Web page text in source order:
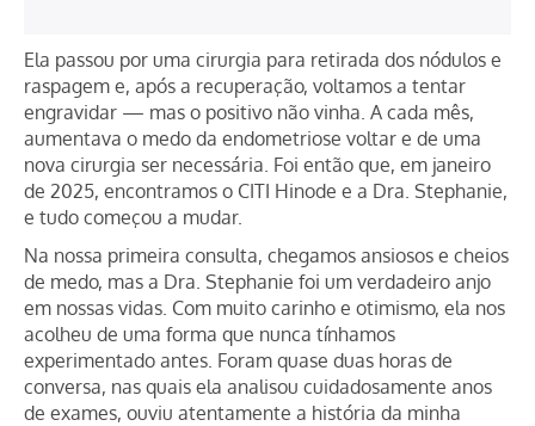
Ela passou por uma cirurgia para retirada dos nódulos e
raspagem e, após a recuperação, voltamos a tentar
engravidar — mas o positivo não vinha. A cada mês,
aumentava o medo da endometriose voltar e de uma
nova cirurgia ser necessária. Foi então que, em janeiro
de 2025, encontramos o CITI Hinode e a Dra. Stephanie,
e tudo começou a mudar.
Na nossa primeira consulta, chegamos ansiosos e cheios
de medo, mas a Dra. Stephanie foi um verdadeiro anjo
em nossas vidas. Com muito carinho e otimismo, ela nos
acolheu de uma forma que nunca tínhamos
experimentado antes. Foram quase duas horas de
conversa, nas quais ela analisou cuidadosamente anos
de exames, ouviu atentamente a história da minha